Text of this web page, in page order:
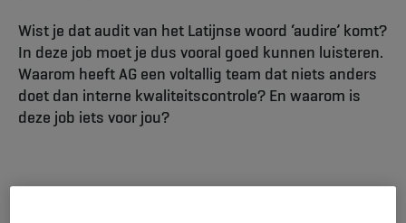
Wist je dat audit van het Latijnse woord ‘audire’ komt?
In deze job moet je dus vooral goed kunnen luisteren.
Waarom heeft AG een voltallig team dat niets anders
doet dan interne kwaliteitscontrole? En waarom is
deze job iets voor jou?
Wat doet Interne Audit?